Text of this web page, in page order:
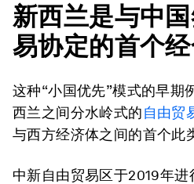
新西兰是与中
易协定的首个
这种“小国优先”模式的早期
西兰之间分水岭式的自由贸
与西方经济体之间的首个此
中新自由贸易区于2019年进